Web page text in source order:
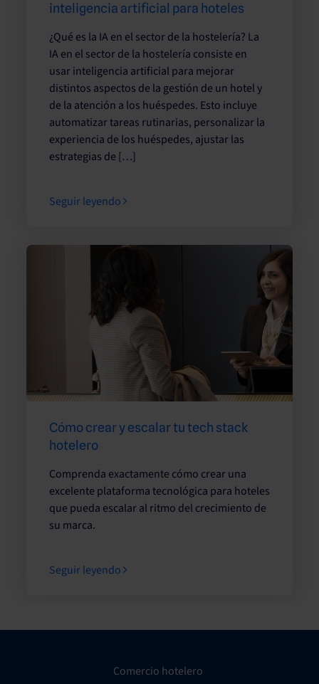
inteligencia artificial para hoteles
¿Qué es la IA en el sector de la hostelería? La
IA en el sector de la hostelería consiste en
usar inteligencia artificial para mejorar
distintos aspectos de la gestión de un hotel y
de la atención a los huéspedes. Esto incluye
automatizar tareas rutinarias, personalizar la
experiencia de los huéspedes, ajustar las
estrategias de […]
Seguir leyendo
Cómo crear y escalar tu tech stack
hotelero
Comprenda exactamente cómo crear una
excelente plataforma tecnológica para hoteles
que pueda escalar al ritmo del crecimiento de
su marca.
Seguir leyendo
Comercio hotelero